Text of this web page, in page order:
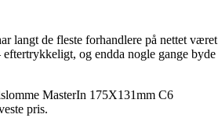
langt de fleste forhandlere på nettet været
og endda nogle gange byde
MasterIn 175X131mm C6
pris.